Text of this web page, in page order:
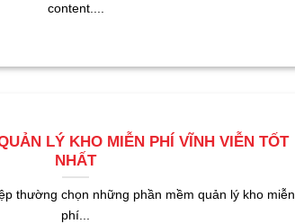
content....
LÝ KHO MIỄN PHÍ VĨNH VIỄN TỐT
NHẤT
thường chọn những phần mềm quản lý kho miễn
phí...